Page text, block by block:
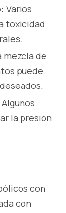
Varios
toxicidad
mezcla de
puede
Algunos
la presión
con
con